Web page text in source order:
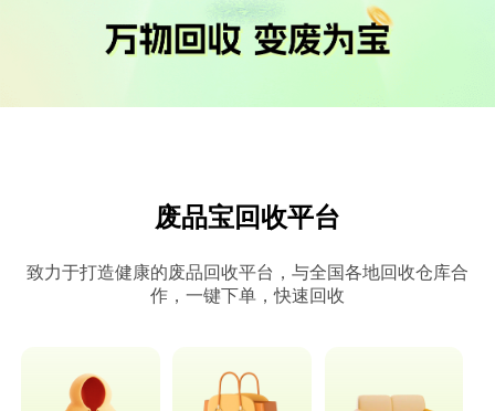
废品宝回收平台
致力于打造健康的废品回收平台，与全国各地回收仓库合
作，一键下单，快速回收